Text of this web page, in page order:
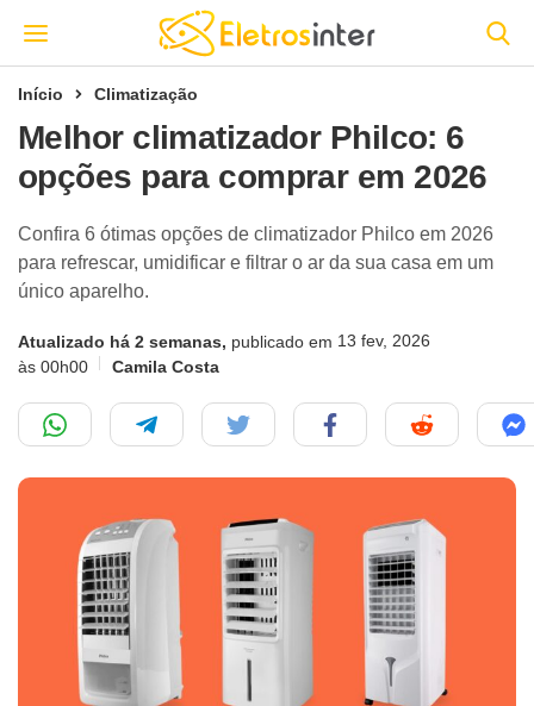
Início Climatização
Melhor climatizador Philco: 6
opções para comprar em 2026
Confira 6 ótimas opções de climatizador Philco em 2026
para refrescar, umidificar e filtrar o ar da sua casa em um
único aparelho.
Atualizado há 2 semanas, publicado em 13 fev, 2026
às 00h00
Camila Costa